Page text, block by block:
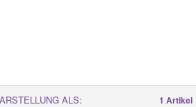
ALS 1 Artikel